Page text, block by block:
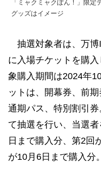
「ミャクミャクぽん！」限
グッズはイメージ
抽選対象者は、万博
に入場チケットを購
象購入期間は2024年
ットは、開幕券、前
通期パス、特別割引
て抽選を行い、当選
日まで購入分、第2回
が10月6日まで購入分。